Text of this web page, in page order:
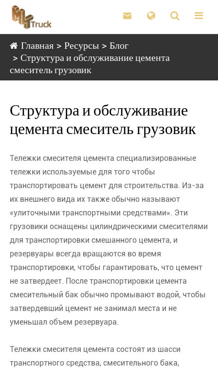

Главная Ресурсы
Блог
Структура и обслуживание цемента
смеситель грузовик
Структура и обслуживание
цемента смеситель грузовик
Тележки смесителя цемента специализированные
тележки используемые для того чтобы
транспортировать цемент для строительства. Из-за
их внешнего вида их также обычно называют
«улиточными транспортными средствами». Эти
грузовики оснащены цилиндрическими смесителями
для транспортировки смешанного цемента, и
резервуары всегда вращаются во время
транспортировки, чтобы гарантировать, что цемент
не затвердеет. После транспортировки цемента
смесительный бак обычно промывают водой, чтобы
затвердевший цемент не занимал места и не
уменьшал объем резервуара.
Тележки смесителя цемента состоят из шасси
транспортного средства, смесительного бака,